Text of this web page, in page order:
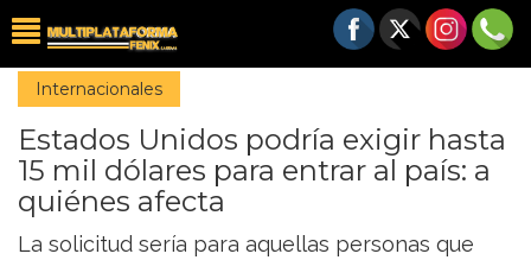
Internacionales
Estados Unidos podría exigir hasta
15 mil dólares para entrar al país: a
quiénes afecta
La solicitud sería para aquellas personas que